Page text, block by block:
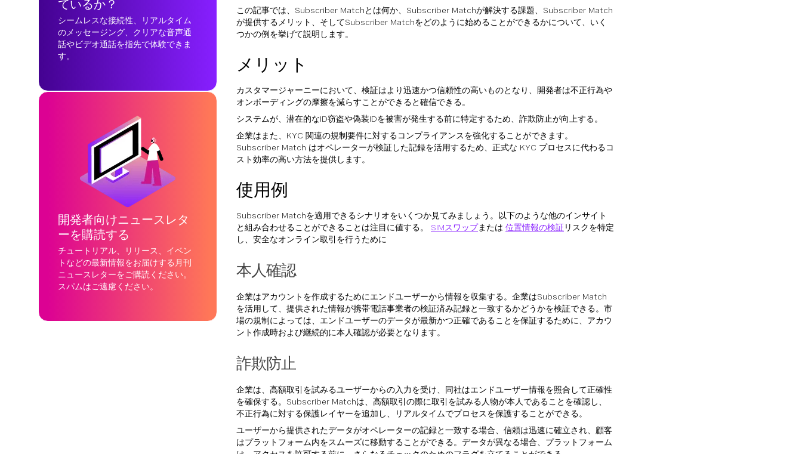
ているか？
シームレスな接続性、リアルタイム
のメッセージング、クリアな音声通
話やビデオ通話を指先で体験できま
す。
開発者向けニュースレタ
ーを購読する
チュートリアル、リリース、イベン
トなどの最新情報をお届けする月刊
ニュースレターをご購読ください。
スパムはご遠慮ください。
この記事では、Subscriber Matchとは何か、Subscriber Matchが解決する課題、Subscriber Match
が提供するメリット、そしてSubscriber Matchをどのように始めることができるかについて、いく
つかの例を挙げて説明します。
メリット
カスタマージャーニーにおいて、検証はより迅速かつ信頼性の高いものとなり、開発者は不正行為や
オンボーディングの摩擦を減らすことができると確信できる。
システムが、潜在的なID窃盗や偽装IDを被害が発生する前に特定するため、詐欺防止が向上する。
企業はまた、KYC 関連の規制要件に対するコンプライアンスを強化することができます。
Subscriber Match はオペレーターが検証した記録を活用するため、正式な KYC プロセスに代わるコ
スト効率の高い方法を提供します。
使用例
Subscriber Matchを適用できるシナリオをいくつか見てみましょう。以下のような他のインサイト
と組み合わせることができることは注目に値する。 SIMスワップまたは 位置情報の検証リスクを特定
し、安全なオンライン取引を行うために
本人確認
企業はアカウントを作成するためにエンドユーザーから情報を収集する。企業はSubscriber Match
を活用して、提供された情報が携帯電話事業者の検証済み記録と一致するかどうかを検証できる。市
場の規制によっては、エンドユーザーのデータが最新かつ正確であることを保証するために、アカウ
ント作成時および継続的に本人確認が必要となります。
詐欺防止
企業は、高額取引を試みるユーザーからの入力を受け、同社はエンドユーザー情報を照合して正確性
を確保する。Subscriber Matchは、高額取引の際に取引を試みる人物が本人であることを確認し、
不正行為に対する保護レイヤーを追加し、リアルタイムでプロセスを保護することができる。
ユーザーから提供されたデータがオペレーターの記録と一致する場合、信頼は迅速に確立され、顧客
はプラットフォーム内をスムーズに移動することができる。データが異なる場合、プラットフォーム